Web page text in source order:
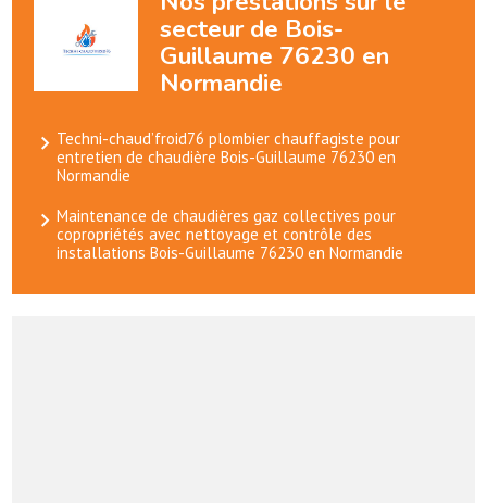
secteur de Bois-
Guillaume 76230 en
Normandie
Techni-chaud’froid76 plombier chauffagiste pour
entretien de chaudière Bois-Guillaume 76230 en
Normandie
Maintenance de chaudières gaz collectives pour
copropriétés avec nettoyage et contrôle des
installations Bois-Guillaume 76230 en Normandie